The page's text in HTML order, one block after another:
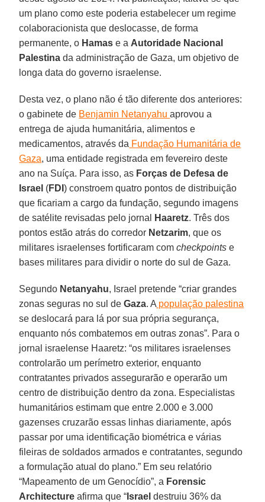
um plano como este poderia estabelecer um regime
colaboracionista que deslocasse, de forma
permanente, o Hamas e a Autoridade Nacional
Palestina da administração de Gaza, um objetivo de
longa data do governo israelense.
Desta vez, o plano não é tão diferente dos anteriores:
o gabinete de Benjamin Netanyahuaprovou a
entrega de ajuda humanitária, alimentos e
medicamentos, através da Fundação Humanitária de
Gaza, uma entidade registrada em fevereiro deste
ano na Suíça. Para isso, as Forças de Defesa de
Israel (FDI) constroem quatro pontos de distribuição
que ficariam a cargo da fundação, segundo imagens
de satélite revisadas pelo jornal
Haaretz. Três dos
pontos estão atrás do corredor Netzarim, que os
militares israelenses fortificaram comcheckpoints e
bases militares para dividir o norte do sul de Gaza.
Segundo Netanyahu, Israel pretende “criar grandes
zonas seguras no sul deGaza. A população palestina
se deslocará para lá por sua própria segurança,
enquanto nós combatemos em outras zonas”. Para o
jornal israelense Haaretz: “os militares israelenses
controlarão um perímetro exterior, enquanto
contratantes privados assegurarão e operarão um
centro de distribuição dentro da zona. Especialistas
humanitários estimam que entre 2.000 e 3.000
gazenses cruzarão essas linhas diariamente, após
passar por uma identificação biométrica e várias
fileiras de soldados armados e contratantes, segundo
a formulação atual do plano.” Em seu relatório
“Mapeamento de um Genocídio”, a Forensic
Architecture afirma que “ Israel destruiu 36% da